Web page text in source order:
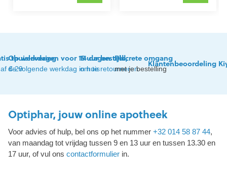
thuislevering
€ 29
Op werkdagen voor 15 uur besteld,
de volgende werkdag in huis
14 dagen tijd
om te retourneren
Discrete omgang
met je bestelling
Klantenbeoordeling
Optiphar, jouw online apotheek
Voor advies of hulp, bel ons op het nummer +32 014 58 87 44,
van maandag tot vrijdag tussen 9 en 13 uur en tussen 13.30 en
17 uur, of vul ons contactformulier in.